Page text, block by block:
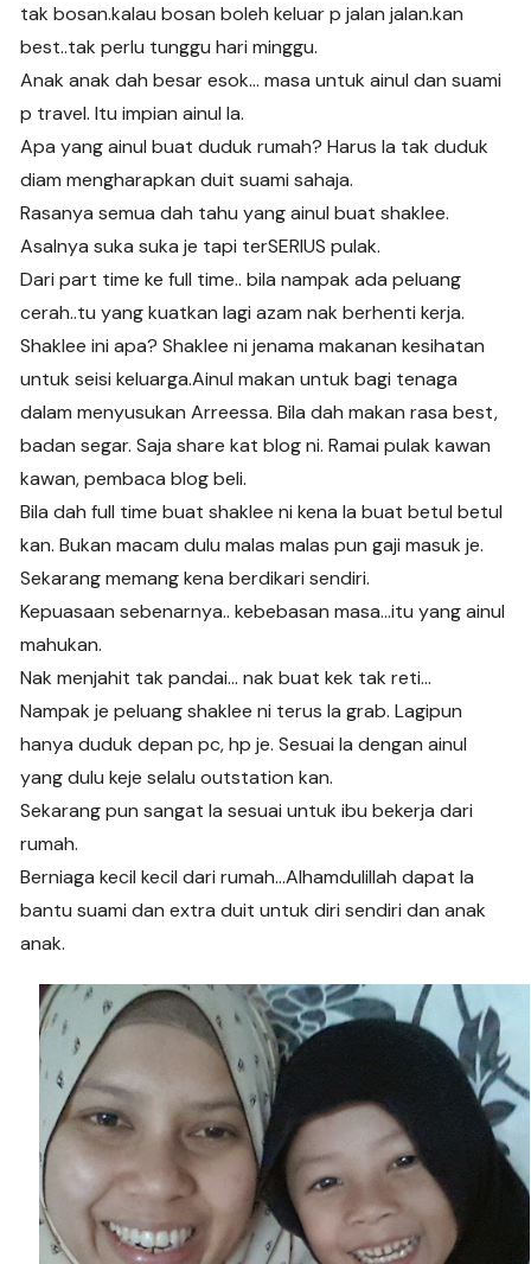
tak bosan.kalau bosan boleh keluar p jalan jalan.kan
best..tak perlu tunggu hari minggu.
Anak anak dah besar esok… masa untuk ainul dan suami
p travel. Itu impian ainul la.
Apa yang ainul buat duduk rumah? Harus la tak duduk
diam mengharapkan duit suami sahaja.
Rasanya semua dah tahu yang ainul buat shaklee.
Asalnya suka suka je tapi terSERIUS pulak.
Dari part time ke full time.. bila nampak ada peluang
cerah..tu yang kuatkan lagi azam nak berhenti kerja.
Shaklee ini apa? Shaklee ni jenama makanan kesihatan
untuk seisi keluarga.Ainul makan untuk bagi tenaga
dalam menyusukan Arreessa. Bila dah makan rasa best,
badan segar. Saja share kat blog ni. Ramai pulak kawan
kawan, pembaca blog beli.
Bila dah full time buat shaklee ni kena la buat betul betul
kan. Bukan macam dulu malas malas pun gaji masuk je.
Sekarang memang kena berdikari sendiri.
Kepuasaan sebenarnya.. kebebasan masa…itu yang ainul
mahukan.
Nak menjahit tak pandai… nak buat kek tak reti…
Nampak je peluang shaklee ni terus la grab. Lagipun
hanya duduk depan pc, hp je. Sesuai la dengan ainul
yang dulu keje selalu outstation kan.
Sekarang pun sangat la sesuai untuk ibu bekerja dari
rumah.
Berniaga kecil kecil dari rumah…Alhamdulillah dapat la
bantu suami dan extra duit untuk diri sendiri dan anak
anak.